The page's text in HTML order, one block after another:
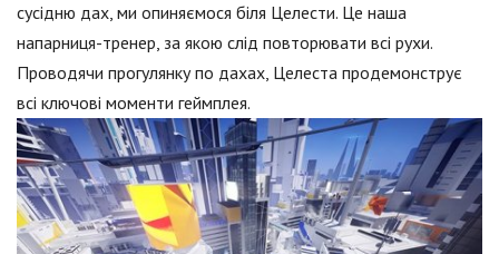
сусідню дах, ми опиняємося біля Целести. Це наша
напарниця-тренер, за якою слід повторювати всі рухи.
Проводячи прогулянку по дахах, Целеста продемонструє
всі ключові моменти геймплея.